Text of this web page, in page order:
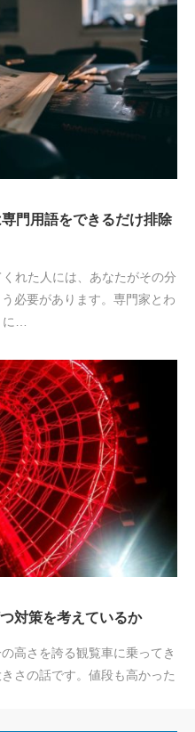
門用語をできるだけ排除
れた人には、あなたがその分
必要があります。専門家とわ
…
対策を考えているか
高さを誇る観覧車に乗ってき
さの話です。値段も高かった